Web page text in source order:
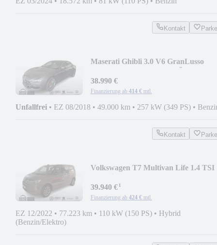
Kontakt
Maserati Ghibli 3.0 V6 GranLusso
38.990 €
Finanzierung ab 414 € mtl.
Unfallfrei • EZ 08/2018 • 49.000 km • 257 kW (349 PS) •
Kontakt
Volkswagen T7 Multivan Life 1.4 TSI
39.940 €¹
Finanzierung ab 424 € mtl.
EZ 12/2022 • 77.223 km • 110 kW (150 PS) • Hybrid
(Benzin/Elektro)